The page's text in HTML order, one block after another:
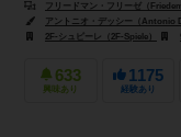
フリードマン・フリーゼ（
アントニオ・デッシー（Antonio
2F-シュピーレ（2F-Spiele）
633
興味あり
1175
経験あり